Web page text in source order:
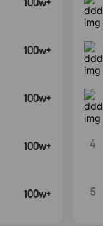
100w+
100w+
100w+
100w+
100w+
4
5